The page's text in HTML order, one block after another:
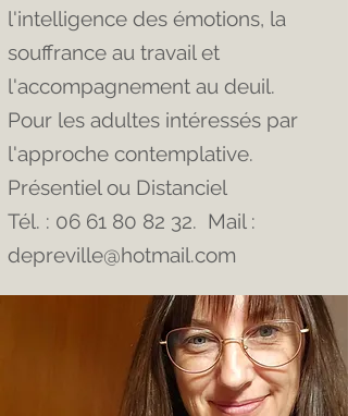
l'intelligence des émotions, la
souffrance au travail et
l'accompagnement au deuil.
Pour les adultes intéressés par
l'approche contemplative.
Présentiel ou Distanciel
Tél. : 06 61 80 82 32. Mail :
depreville@hotmail.com